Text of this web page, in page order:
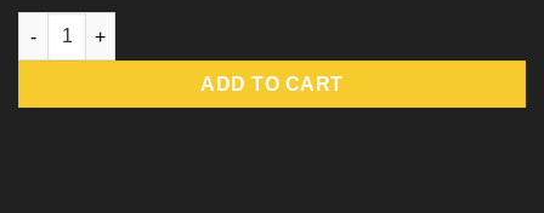
72.093 Skin Vallejo Game Color Ink quantity
ADD TO CART